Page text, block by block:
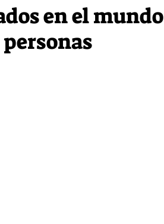
en el mundo